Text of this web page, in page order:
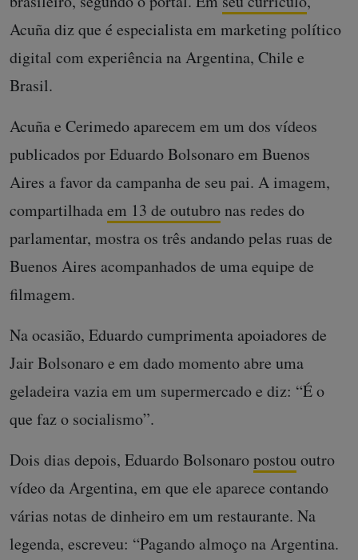
Acuña diz que é especialista em marketing político
digital com experiência na Argentina, Chile e
Brasil.
Acuña e Cerimedo aparecem em um dos vídeos
publicados por Eduardo Bolsonaro em Buenos
Aires a favor da campanha de seu pai. A imagem,
compartilhadaem 13 de outubronas redes do
parlamentar, mostra os três andando pelas ruas de
Buenos Aires acompanhados de uma equipe de
filmagem.
Na ocasião, Eduardo cumprimenta apoiadores de
Jair Bolsonaro e em dado momento abre uma
geladeira vazia em um supermercado e diz: “É o
que faz o socialismo”.
Dois dias depois, Eduardo Bolsonaropostou outro
vídeo da Argentina, em que ele aparece contando
várias notas de dinheiro em um restaurante. Na
legenda, escreveu: “Pagando almoço na Argentina.